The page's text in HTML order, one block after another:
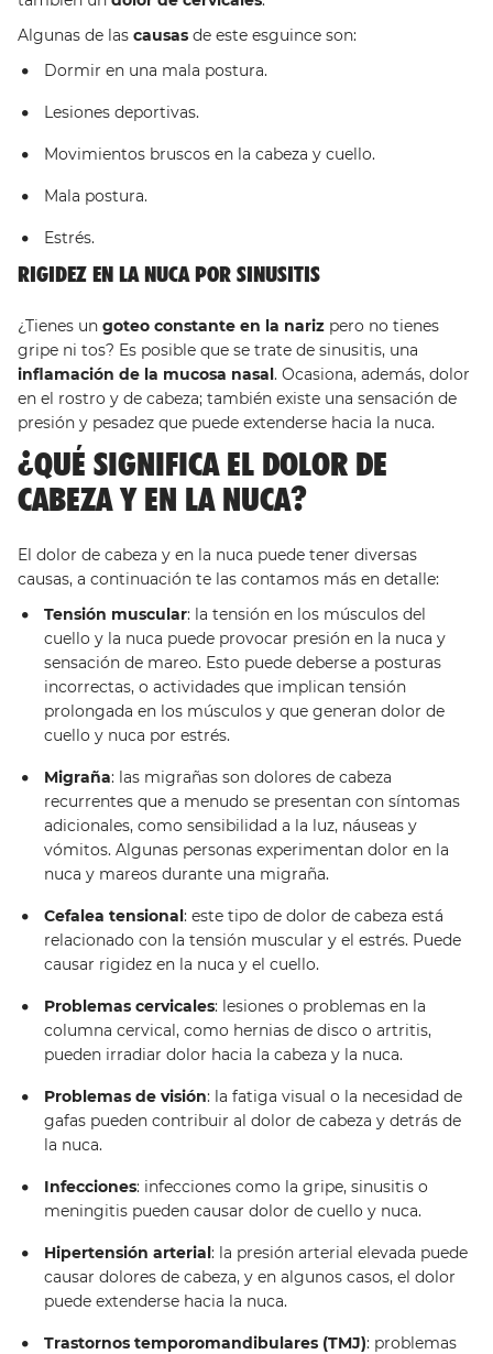
Algunas de las causas de este esguince son:
Dormir en una mala postura.
Lesiones deportivas.
Movimientos bruscos en la cabeza y cuello.
Mala postura.
Estrés.
RIGIDEZ EN LA NUCA POR SINUSITIS
¿Tienes un goteo constante en la nariz pero no tienes
gripe ni tos? Es posible que se trate de sinusitis, una
inflamación de la mucosa nasal. Ocasiona, además, dolor
en el rostro y de cabeza; también existe una sensación de
presión y pesadez que puede extenderse hacia la nuca.
¿QUÉ SIGNIFICA EL DOLOR DE
CABEZA Y EN LA NUCA?
El dolor de cabeza y en la nuca puede tener diversas
causas, a continuación te las contamos más en detalle:
Tensión muscular: la tensión en los músculos del
cuello y la nuca puede provocar presión en la nuca y
sensación de mareo. Esto puede deberse a posturas
incorrectas, o actividades que implican tensión
prolongada en los músculos y que generan dolor de
cuello y nuca por estrés.
Migraña: las migrañas son dolores de cabeza
recurrentes que a menudo se presentan con síntomas
adicionales, como sensibilidad a la luz, náuseas y
vómitos. Algunas personas experimentan dolor en la
nuca y mareos durante una migraña.
Cefalea tensional: este tipo de dolor de cabeza está
relacionado con la tensión muscular y el estrés. Puede
causar rigidez en la nuca y el cuello.
Problemas cervicales: lesiones o problemas en la
columna cervical, como hernias de disco o artritis,
pueden irradiar dolor hacia la cabeza y la nuca.
Problemas de visión: la fatiga visual o la necesidad de
gafas pueden contribuir al dolor de cabeza y detrás de
la nuca.
Infecciones: infecciones como la gripe, sinusitis o
meningitis pueden causar dolor de cuello y nuca.
Hipertensión arterial: la presión arterial elevada puede
causar dolores de cabeza, y en algunos casos, el dolor
puede extenderse hacia la nuca.
Trastornos temporomandibulares (TMJ): problemas